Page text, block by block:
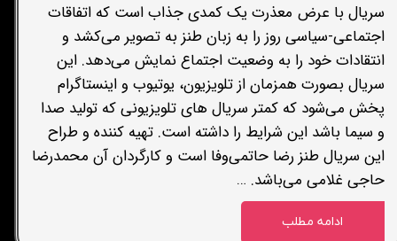
سریال با عرض معذرت یک کمدی جذاب است که اتفاقات
اجتماعی-سیاسی روز را به زبان طنز به تصویر می‌کشد و
انتقادات خود را به وضعیت اجتماع نمایش می‌دهد. این
سریال بصورت همزمان از تلویزیون، یوتیوب و اینستاگرام
پخش می‌شود که کمتر سریال های تلویزیونی که تولید صدا
و سیما باشد این شرایط را داشته است. تهیه کننده و طراح
این سریال طنز رضا حاتمی‌وفا است و کارگردان آن محمدرضا
حاجی غلامی می‌باشد. …
ادامه مطلب